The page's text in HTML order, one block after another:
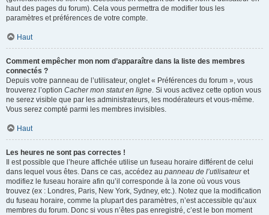
haut des pages du forum). Cela vous permettra de modifier tous les
paramètres et préférences de votre compte.
Haut
Comment empêcher mon nom d’apparaître dans la liste des membres
connectés ?
Depuis votre panneau de l’utilisateur, onglet « Préférences du forum », vous
trouverez l’option Cacher mon statut en ligne. Si vous activez cette option vous
ne serez visible que par les administrateurs, les modérateurs et vous-même.
Vous serez compté parmi les membres invisibles.
Haut
Les heures ne sont pas correctes !
Il est possible que l’heure affichée utilise un fuseau horaire différent de celui
dans lequel vous êtes. Dans ce cas, accédez au panneau de l’utilisateuret
modifiez le fuseau horaire afin qu’il corresponde à la zone où vous vous
trouvez (ex : Londres, Paris, New York, Sydney, etc.). Notez que la modification
du fuseau horaire, comme la plupart des paramètres, n’est accessible qu’aux
membres du forum. Donc si vous n’êtes pas enregistré, c’est le bon moment